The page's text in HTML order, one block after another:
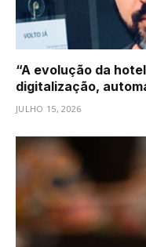
“A evolução da
digitalização,
JULHO 15, 2026